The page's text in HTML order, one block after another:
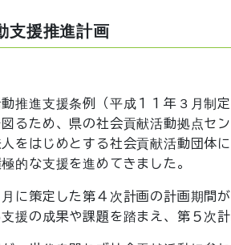
支援推進計画
推進支援条例（平成１１年３月制
るため、県の社会貢献活動拠点セ
をはじめとする社会貢献活動団体
的な支援を進めてきました。
に策定した第４次計画の計画期間
援の成果や課題を踏まえ、第５次